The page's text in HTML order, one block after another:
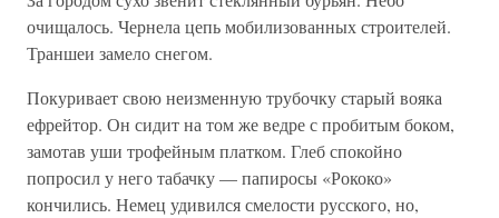
очищалось. Чернела цепь мобилизованных строителей.
Траншеи замело снегом.
Покуривает свою неизменную трубочку старый вояка
ефрейтор. Он сидит на том же ведре с пробитым боком,
замотав уши трофейным платком. Глеб спокойно
попросил у него табачку — папиросы «Рококо»
кончились. Немец удивился смелости русского, но,